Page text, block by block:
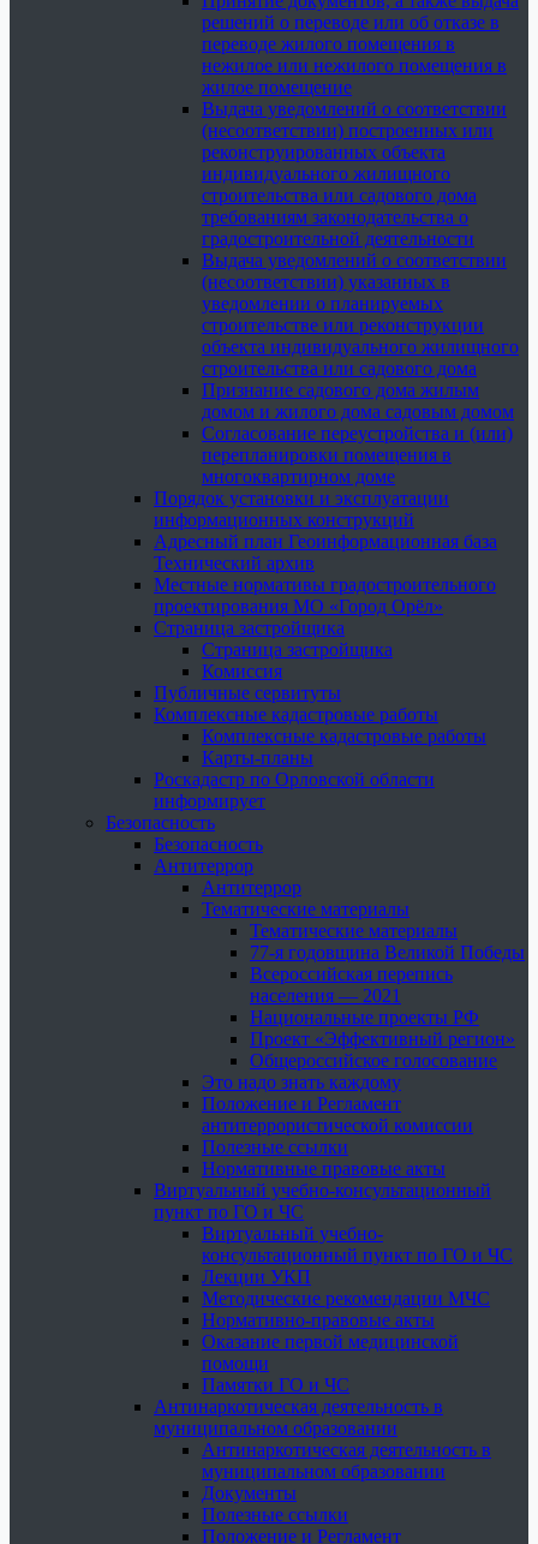
решений о переводе или об отказе в
переводе жилого помещения в
нежилое или нежилого помещения в
жилое помещение
Выдача уведомлений о соответствии
(несоответствии) построенных или
реконструированных объекта
индивидуального жилищного
строительства или садового дома
требованиям законодательства о
градостроительной деятельности
Выдача уведомлений о соответствии
(несоответствии) указанных в
уведомлении о планируемых
строительстве или реконструкции
объекта индивидуального жилищного
строительства или садового дома
Признание садового дома жилым
домом и жилого дома садовым домом
Согласование переустройства и (или)
перепланировки помещения в
многоквартирном доме
Порядок установки и эксплуатации
информационных конструкций
Адресный план Геоинформационная база
Технический архив
Местные нормативы градостроительного
проектирования МО «Город Орёл»
Страница застройщика
Страница застройщика
Комиссия
Публичные сервитуты
Комплексные кадастровые работы
Комплексные кадастровые работы
Карты-планы
Роскадастр по Орловской области
информирует
Безопасность
Безопасность
Антитеррор
Антитеррор
Тематические материалы
Тематические материалы
77-я годовщина Великой Победы
Всероссийская перепись
населения — 2021
Национальные проекты РФ
Проект «Эффективный регион»
Общероссийское голосование
Это надо знать каждому
Положение и Регламент
антитеррористической комиссии
Полезные ссылки
Нормативные правовые акты
Виртуальный учебно-консультационный
пункт по ГО и ЧС
Виртуальный учебно-
консультационный пункт по ГО и ЧС
Лекции УКП
Методические рекомендации МЧС
Нормативно-правовые акты
Оказание первой медицинской
помощи
Памятки ГО и ЧС
Антинаркотическая деятельность в
муниципальном образовании
Антинаркотическая деятельность в
муниципальном образовании
Документы
Полезные ссылки
Положение и Регламент